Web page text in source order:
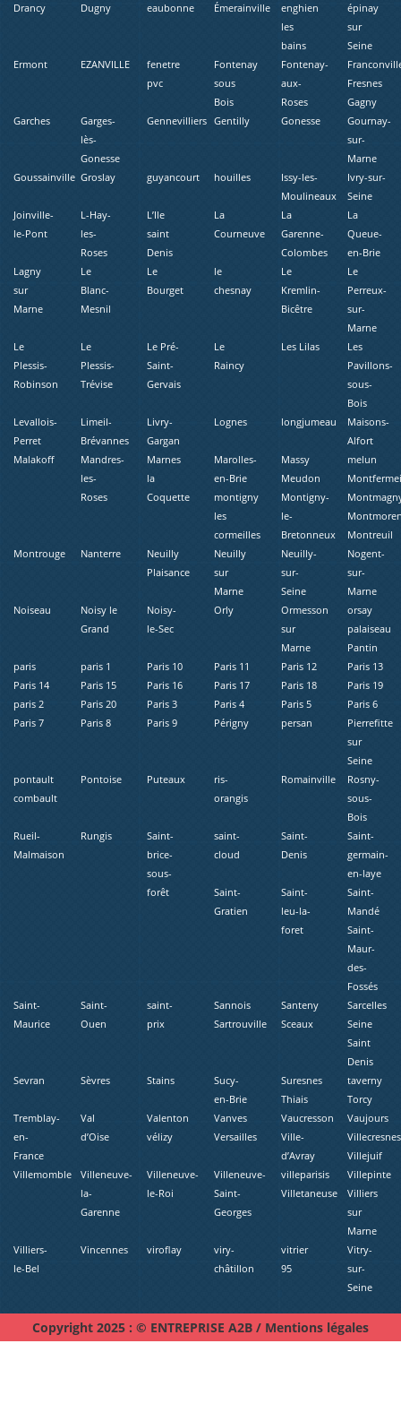
Drancy
Dugny eaubonne Émerainville
enghien
les
bains
épinay
sur
Seine
Ermont
EZANVILLE
fenetre
pvc
Fontenay
sous
Bois
Fontenay-
aux-
Roses
Fresnes
Gagny
Garches
Garges-
lès-
Gonesse
Gennevilliers Gentilly Gonesse
Gournay-
sur-
Marne
Goussainville Groslay guyancourt houilles
Issy-les-
Moulineaux
Ivry-sur-
Seine
Joinville-
le-Pont
L-Hay-
les-
Roses
L’Ile
saint
Denis
La
Courneuve
La
Garenne-
Colombes
La
Queue-
en-Brie
Lagny
sur
Marne
Le
Blanc-
Mesnil
Le
Bourget
le
chesnay
Le
Kremlin-
Bicêtre
Le
Perreux-
sur-
Marne
Le
Plessis-
Robinson
Le
Plessis-
Trévise
Le Pré-
Saint-
Gervais
Le
Raincy
Les Lilas
Les
Pavillons-
sous-
Bois
Levallois-
Perret
Limeil-
Brévannes
Livry-
Gargan
Lognes longjumeau
Maisons-
Alfort
Malakoff
Mandres-
les-
Roses
Marnes
la
Coquette
Marolles-
en-Brie
Massy
melun
Meudon
montigny
les
cormeilles
Montigny-
le-
Bretonneux
Montreuil
Montrouge
Nanterre
Neuilly
Plaisance
Neuilly
sur
Marne
Neuilly-
sur-
Seine
Nogent-
sur-
Marne
Noiseau
Noisy le
Grand
Noisy-
le-Sec
Orly
Ormesson
sur
Marne
orsay
palaiseau
Pantin
paris
paris 1 Paris 10 Paris 11 Paris 12
Paris 13
Paris 14
Paris 15 Paris 16 Paris 17 Paris 18
Paris 19
paris 2
Paris 20 Paris 3 Paris 4 Paris 5
Paris 6
Paris 7
Paris 8 Paris 9 Périgny persan
Pierrefitte
sur
Seine
pontault
combault
Pontoise Puteaux
ris-
orangis
Romainville
Rosny-
sous-
Bois
Rueil-
Malmaison
Rungis
Saint-
brice-
sous-
forêt
saint-
cloud
Saint-
Denis
Saint-
germain-
en-laye
Saint-
Gratien
Saint-
leu-la-
foret
Saint-
Mandé
Saint-
Maur-
des-
Fossés
Saint-
Maurice
Saint-
Ouen
saint-
prix
Sannois Santeny
Sarcelles
Sartrouville
Sceaux
Seine
Saint
Denis
Sevran
Sèvres Stains
Sucy-
en-Brie
Suresnes
taverny
Thiais
Torcy
Tremblay-
en-
France
Val
d’Oise
Valenton Vanves Vaucresson
Vaujours
vélizy
Versailles
Ville-
d’Avray
Villecresnes
Villejuif
Villemomble
Villeneuve-
la-
Garenne
Villeneuve-
le-Roi
Villeneuve-
Saint-
Georges
villeparisis
Villepinte
Villetaneuse
Villiers
sur
Marne
Villiers-
le-Bel
Vincennes viroflay
viry-
châtillon
vitrier
95
Vitry-
sur-
Seine
Copyright 2025 : © ENTREPRISE A2B / Mentions légales